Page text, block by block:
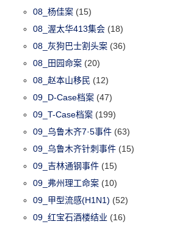
08_杨佳案 (15)
08_渥太华413集会 (18)
08_灰狗巴士割头案 (36)
08_田园命案 (20)
08_赵本山移民 (12)
09_D-Case档案 (47)
09_T-Case档案 (199)
09_乌鲁木齐7·5事件 (63)
09_乌鲁木齐针刺事件 (15)
09_吉林通钢事件 (15)
09_弗州理工命案 (10)
09_甲型流感(H1N1) (52)
09_红宝石酒楼结业 (16)